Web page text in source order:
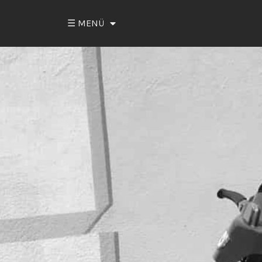
☰ MENÜ